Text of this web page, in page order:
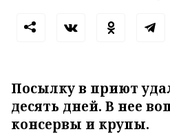
Посылку в приют
десять дней. В нее
консервы и крупы.